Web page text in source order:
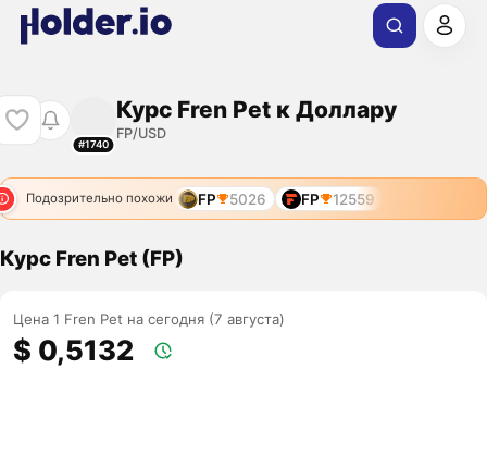
#1740
Курс Fren Pet к Доллару
FP/USD
Подозрительно похожи FP 5026 FP 12559
Курс Fren Pet (FP)
Цена 1 Fren Pet на сегодня (7 августа)
$ 0,5132